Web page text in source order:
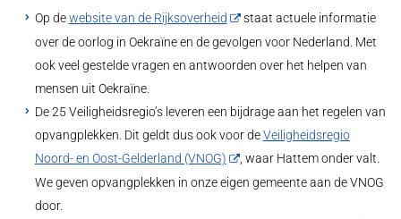
Op dewebsite van de Rijksoverheid
staat actuele informatie
over de oorlog in Oekraïne en de gevolgen voor Nederland. Met
ook veel gestelde vragen en antwoorden over het helpen van
mensen uit Oekraïne.
De 25 Veiligheidsregio’s leveren een bijdrage aan het regelen van
opvangplekken. Dit geldt dus ook voor deVeiligheidsregio
Noord- en Oost-Gelderland (VNOG)
, waar Hattem onder valt.
We geven opvangplekken in onze eigen gemeente aan de VNOG
door.